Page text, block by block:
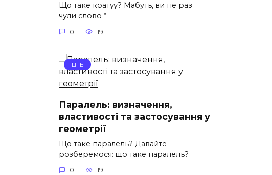
Що таке коатуу? Мабуть, ви не раз
чули слово “
0 19
LIFE
Паралель: визначення,
властивості та застосування у
геометрії
Що таке паралель? Давайте
розберемося: що таке паралель?
0 19